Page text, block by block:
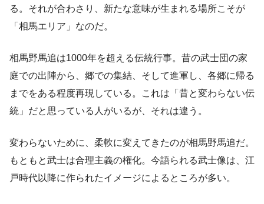
る。それが合わさり、新たな意味が生まれる場所こそが
「相馬エリア」なのだ。
相馬野馬追は1000年を超える伝統行事。昔の武士団の家
庭での出陣から、郷での集結、そして進軍し、各郷に帰る
までをある程度再現している。これは「昔と変わらない伝
統」だと思っている人がいるが、それは違う。
変わらないために、柔軟に変えてきたのが相馬野馬追だ。
もともと武士は合理主義の権化。今語られる武士像は、江
戸時代以降に作られたイメージによるところが多い。